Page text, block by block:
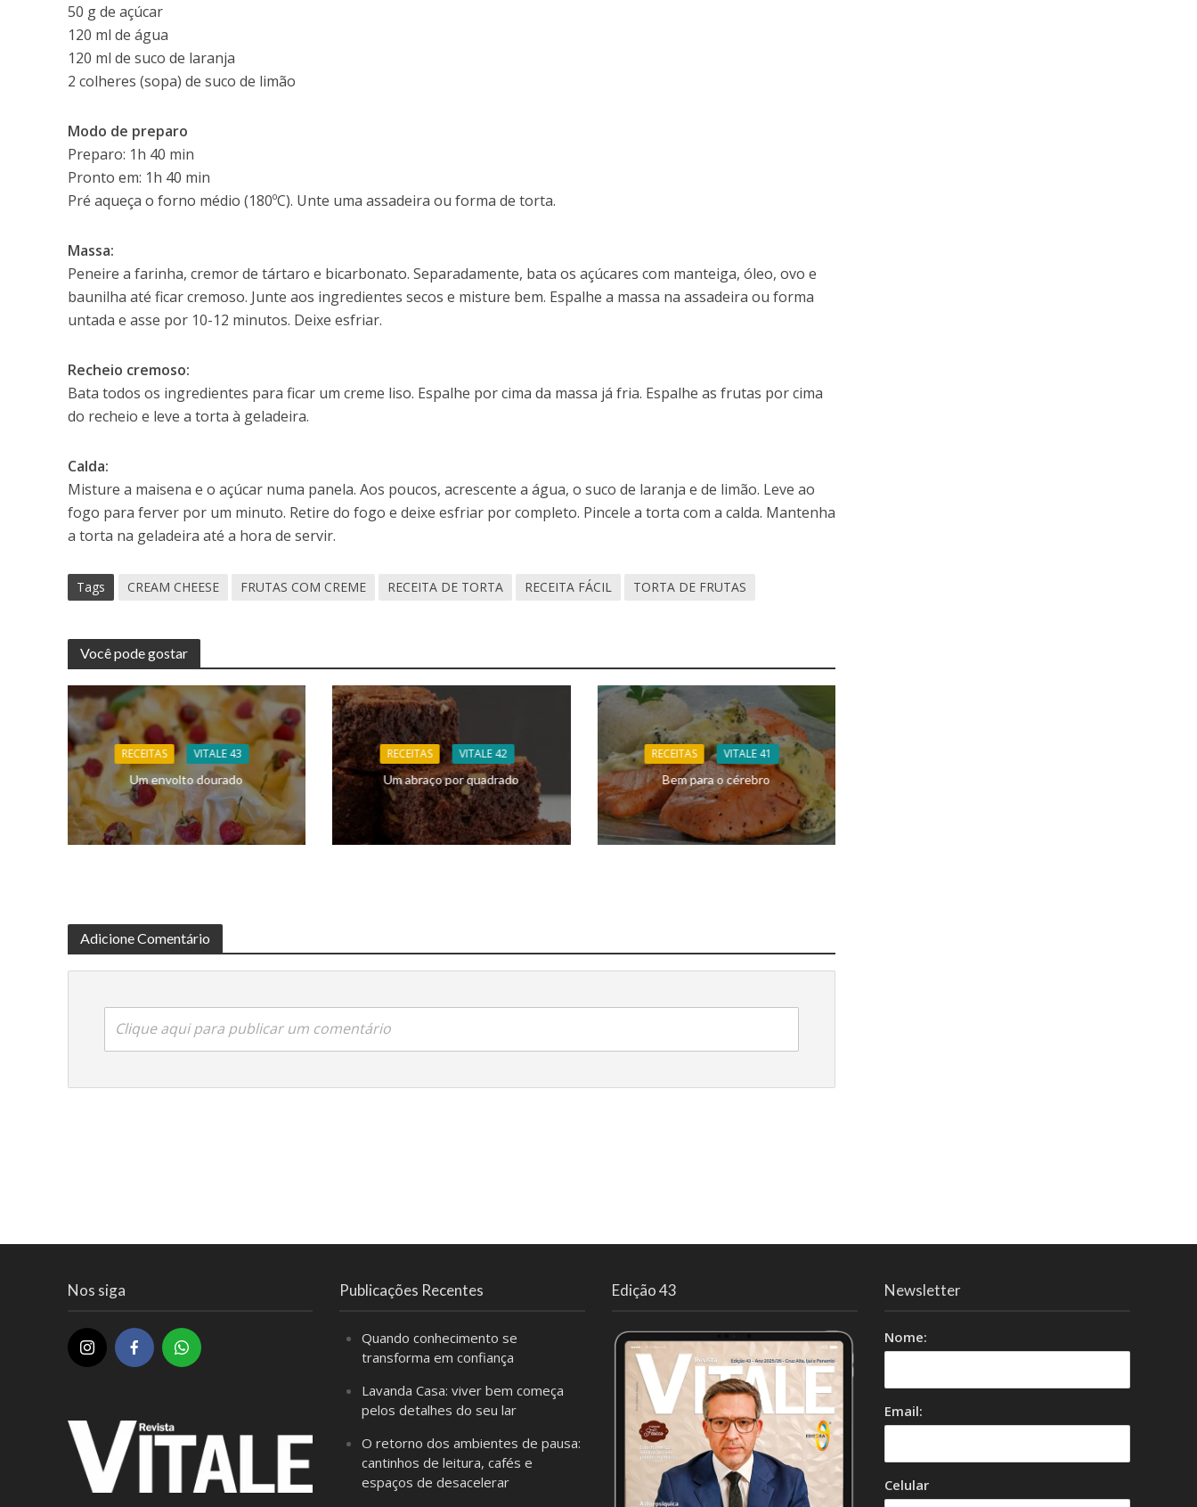
50 g de açúcar
120 ml de água
120 ml de suco de laranja
2 colheres (sopa) de suco de limão
Modo de preparo
Preparo: 1h 40 min
Pronto em: 1h 40 min
Pré aqueça o forno médio (180ºC). Unte uma assadeira ou forma de torta.
Massa:
Peneire a farinha, cremor de tártaro e bicarbonato. Separadamente, bata os açúcares com manteiga, óleo, ovo e
baunilha até ficar cremoso. Junte aos ingredientes secos e misture bem. Espalhe a massa na assadeira ou forma
untada e asse por 10-12 minutos. Deixe esfriar.
Recheio cremoso:
Bata todos os ingredientes para ficar um creme liso. Espalhe por cima da massa já fria. Espalhe as frutas por cima
do recheio e leve a torta à geladeira.
Calda:
Misture a maisena e o açúcar numa panela. Aos poucos, acrescente a água, o suco de laranja e de limão. Leve ao
fogo para ferver por um minuto. Retire do fogo e deixe esfriar por completo. Pincele a torta com a calda. Mantenha
a torta na geladeira até a hora de servir.
Tags CREAM CHEESE FRUTAS COM CREME RECEITA DE TORTA RECEITA FÁCIL TORTA DE FRUTAS
Você pode gostar
RECEITAS
VITALE 43
Um envolto dourado
RECEITAS
VITALE 42
Um abraço por quadrado
RECEITAS
VITALE 41
Bem para o cérebro
Adicione Comentário
Clique aqui para publicar um comentário
Nos siga Publicações Recentes
Quando conhecimento se
transforma em confiança
Lavanda Casa: viver bem começa
pelos detalhes do seu lar
O retorno dos ambientes de pausa:
cantinhos de leitura, cafés e
espaços de desacelerar
Edição 43 Newsletter
Nome:
Email:
Celular